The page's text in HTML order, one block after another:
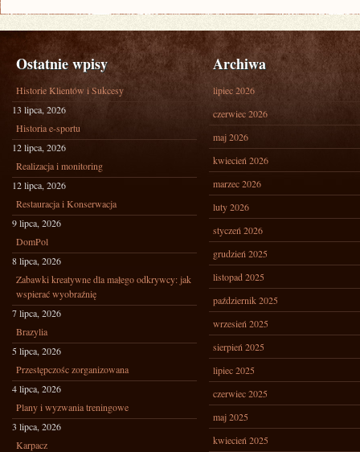
Ostatnie wpisy
Historie Klientów i Sukcesy
13 lipca, 2026
Historia e-sportu
12 lipca, 2026
Realizacja i monitoring
12 lipca, 2026
Restauracja i Konserwacja
9 lipca, 2026
DomPol
8 lipca, 2026
Zabawki kreatywne dla małego odkrywcy: jak
wspierać wyobraźnię
7 lipca, 2026
Brazylia
5 lipca, 2026
Przestępczośc zorganizowana
4 lipca, 2026
Plany i wyzwania treningowe
3 lipca, 2026
Karpacz
Archiwa
lipiec 2026
czerwiec 2026
maj 2026
kwiecień 2026
marzec 2026
luty 2026
styczeń 2026
grudzień 2025
listopad 2025
październik 2025
wrzesień 2025
sierpień 2025
lipiec 2025
czerwiec 2025
maj 2025
kwiecień 2025